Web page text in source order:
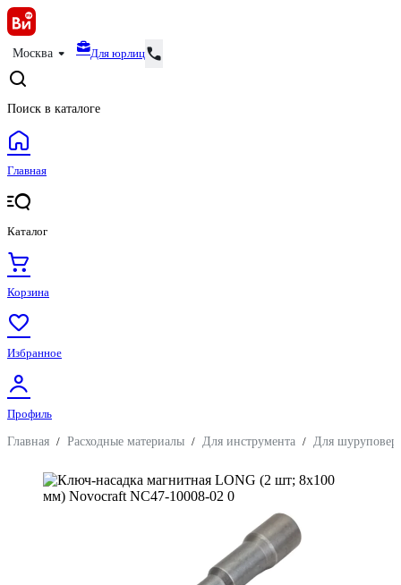
Москва Для юрлиц
Поиск в каталоге
Главная
Каталог
Корзина
Избранное
Профиль
Главная / Расходные материалы / Для инструмента / Для